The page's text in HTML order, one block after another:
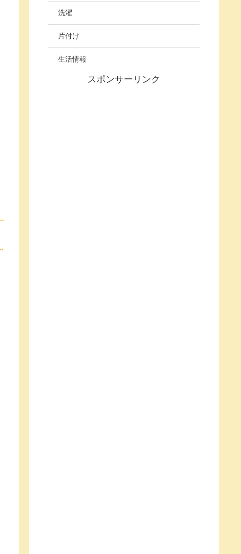
洗濯
片付け
生活情報
スポンサーリンク